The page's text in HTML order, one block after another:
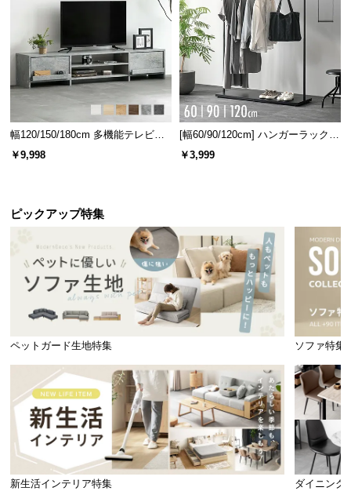
幅120/150/180cm 多機能テレビボ
ード 木目/石目調 オープン収納・
￥9,998
[幅60/90/120cm] ハンガーラック
スチール 4段階高さ調節 サイドフ
￥3,999
ピックアップ特集
ペットガード生地特集 ソファ特集
新生活インテリア特集 ダイニング